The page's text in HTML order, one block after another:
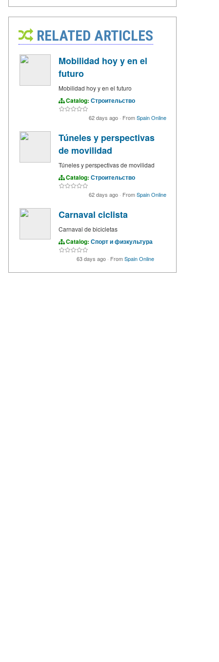
RELATED ARTICLES
Mobilidad hoy y en el
futuro
Mobilidad hoy y en el futuro
Catalog: Строительство
62 days ago · FromSpain Online
Túneles y perspectivas
de movilidad
Túneles y perspectivas de movilidad
Catalog: Строительство
62 days ago · FromSpain Online
Carnaval ciclista
Carnaval de bicicletas
Catalog: Спорт и физкультура
63 days ago · FromSpain Online